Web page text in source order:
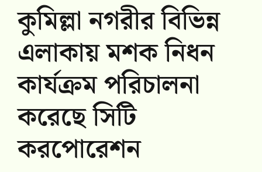
কুমিল্লা নগরীর বিভিন্ন
এলাকায় মশক নিধন
কার্যক্রম পরিচালনা
করেছে সিটি
করপোরেশন